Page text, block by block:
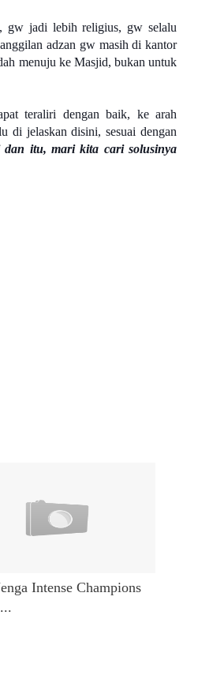
gw jadi lebih religius, gw selalu
adzan gw masih di kantor
menuju ke Masjid, bukan untuk
teraliri dengan baik, ke arah
di jelaskan disini, sesuai dengan
itu, mari kita cari solusinya
Intense Champions